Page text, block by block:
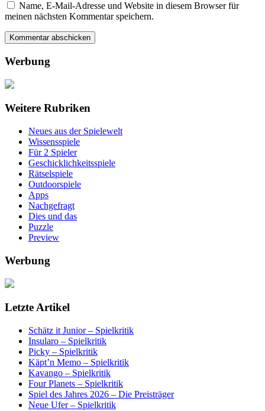
Name, E-Mail-Adresse und Website in diesem Browser für
meinen nächsten Kommentar speichern.
Werbung
Weitere Rubriken
Neues aus der Spielewelt
Wissensspiele
Für 2 Spieler
Geschicklichkeitsspiele
Rätselspiele
Outdoorspiele
Apps
Nachgefragt
Dies und das
Puzzle
Preview
Werbung
Letzte Artikel
Schätz it Junior – Spielkritik
Insularo – Spielkritik
Picky – Spielkritik
Käpt’n Memo – Spielkritik
Kavango – Spielkritik
Four Planets – Spielkritik
Spiel des Jahres 2026 – Die Preisträger
Neue Ufer – Spielkritik